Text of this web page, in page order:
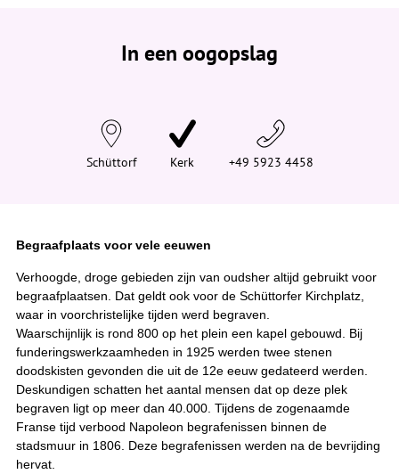
In een oogopslag
Schüttorf Kerk +49 5923 4458
Begraafplaats voor vele eeuwen
Verhoogde, droge gebieden zijn van oudsher altijd gebruikt voor
begraafplaatsen. Dat geldt ook voor de Schüttorfer Kirchplatz,
waar in voorchristelijke tijden werd begraven.
Waarschijnlijk is rond 800 op het plein een kapel gebouwd. Bij
funderingswerkzaamheden in 1925 werden twee stenen
doodskisten gevonden die uit de 12e eeuw gedateerd werden.
Deskundigen schatten het aantal mensen dat op deze plek
begraven ligt op meer dan 40.000. Tijdens de zogenaamde
Franse tijd verbood Napoleon begrafenissen binnen de
stadsmuur in 1806. Deze begrafenissen werden na de bevrijding
hervat.